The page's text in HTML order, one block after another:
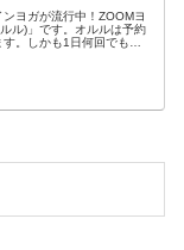
ヨガが流行中！ZOOMヨ
ル)」です。オルルは予約
。しかも1日何回でも受